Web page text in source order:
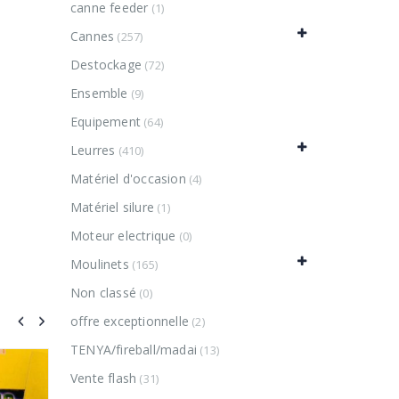
canne feeder (1)
Cannes (257)
Destockage (72)
Ensemble (9)
Equipement (64)
Leurres (410)
Matériel d'occasion (4)
Matériel silure (1)
Moteur electrique (0)
Moulinets (165)
Non classé (0)
offre exceptionnelle (2)
TENYA/fireball/madai (13)
Vente flash (31)